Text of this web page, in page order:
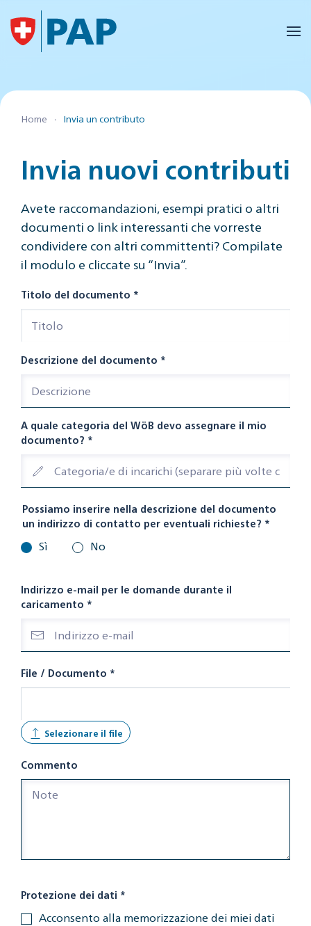
Skip to main content
Home Invia un contributo
Invia nuovi contributi
Avete raccomandazioni, esempi pratici o altri
documenti o link interessanti che vorreste
condividere con altri committenti? Compilate
il modulo e cliccate su “Invia”.
Titolo del documento *
Descrizione del documento *
A quale categoria del WöB devo assegnare il mio
documento? *
Possiamo inserire nella descrizione del documento
un indirizzo di contatto per eventuali richieste? *
Sì No
Indirizzo e-mail per le domande durante il
caricamento *
File / Documento *
Selezionare il file
Commento
Protezione dei dati *
Acconsento alla memorizzazione dei miei dati